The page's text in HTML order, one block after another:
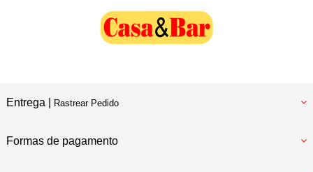
Entrega | Rastrear Pedido
Formas de pagamento